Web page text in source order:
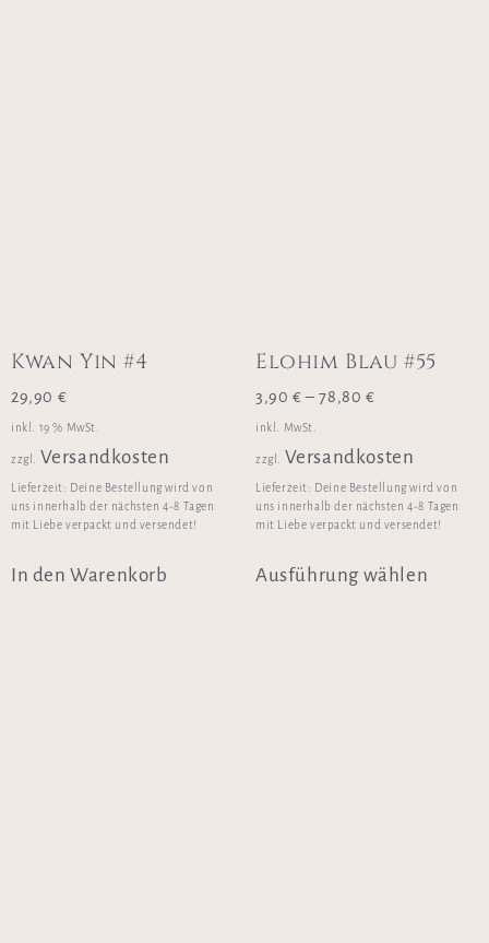
Kwan Yin #4
29,90 €
inkl. 19 % MwSt.
zzgl. Versandkosten
Lieferzeit: Deine Bestellung wird von
uns innerhalb der nächsten 4-8 Tagen
mit Liebe verpackt und versendet!
In den Warenkorb
Elohim Blau #55
3,90 €–78,80€
inkl. MwSt.
zzgl. Versandkosten
Lieferzeit: Deine Bestellung wird von
uns innerhalb der nächsten 4-8 Tagen
mit Liebe verpackt und versendet!
Ausführung wählen